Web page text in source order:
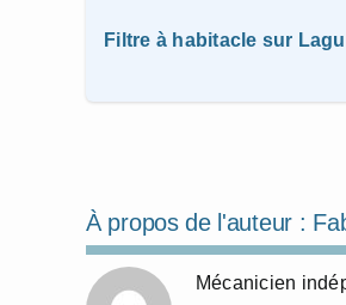
Filtre à habitacle sur
À propos de l'auteur :
Mécanicien